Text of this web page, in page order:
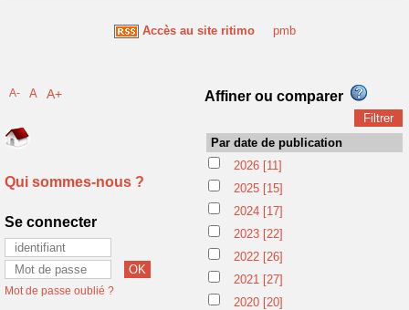
Accès au site ritimo pmb
A- A A+
Qui sommes-nous ?
Se connecter
Mot de passe oublié ?
Affiner ou comparer
Par date de publication
2026 [11]
2025 [15]
2024 [17]
2023 [22]
2022 [26]
2021 [27]
2020 [20]